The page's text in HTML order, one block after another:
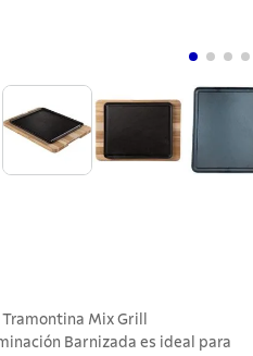
Mix Grill
Barnizada es ideal para